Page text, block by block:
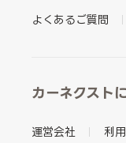
よくあるご質問
カーネクスト
運営会社 利